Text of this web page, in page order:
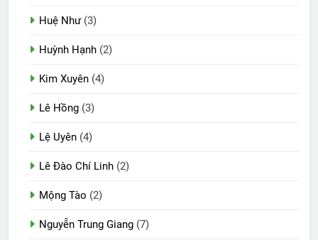
Huệ Như(3)
Huỳnh Hạnh (2)
Kim Xuyên (4)
Lê Hồng (3)
Lệ Uyên (4)
Lê Đào Chí Linh (2)
Mộng Tào (2)
Nguyễn Trung Giang (7)